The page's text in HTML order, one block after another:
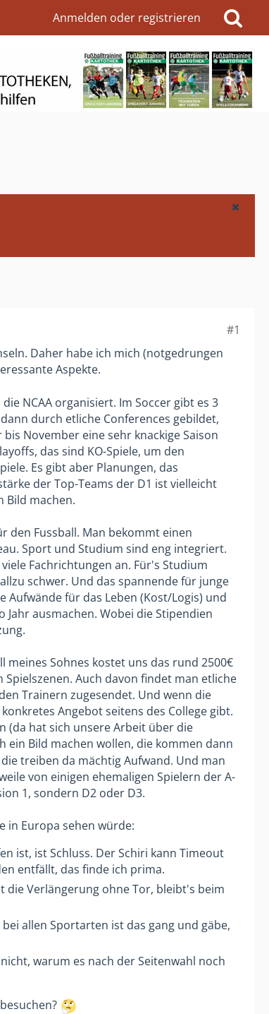
Anmelden oder registrieren
#1
Daher habe ich mich (notgedrungen
Aspekte.
NCAA organisiert. Im Soccer gibt es 3
durch etliche Conferences gebildet,
November eine sehr knackige Saison
das sind KO-Spiele, um den
Es gibt aber Planungen, das
der Top-Teams der D1 ist vielleicht
Bild machen.
den Fussball. Man bekommt einen
Sport und Studium sind eng integriert.
Fachrichtungen an. Für's Studium
schwer. Und das spannende für junge
Aufwände für das Leben (Kost/Logis) und
ausmachen. Wobei die Stipendien
meines Sohnes kostet uns das rund 2500€
Auch davon findet man etliche
Trainern zugesendet. Und wenn die
Angebot seitens des College gibt.
(da hat sich unsere Arbeit über die
ein Bild machen wollen, die kommen dann
treiben da mächtig Aufwand. Und man
von einigen ehemaligen Spielern der A-
1, sondern D2 oder D3.
in Europa sehen würde:
ist, ist Schluss. Der Schiri kann Timeout
entfällt, das finde ich prima.
die Verlängerung ohne Tor, bleibt's beim
allen Sportarten ist das gang und gäbe,
warum es nach der Seitenwahl noch